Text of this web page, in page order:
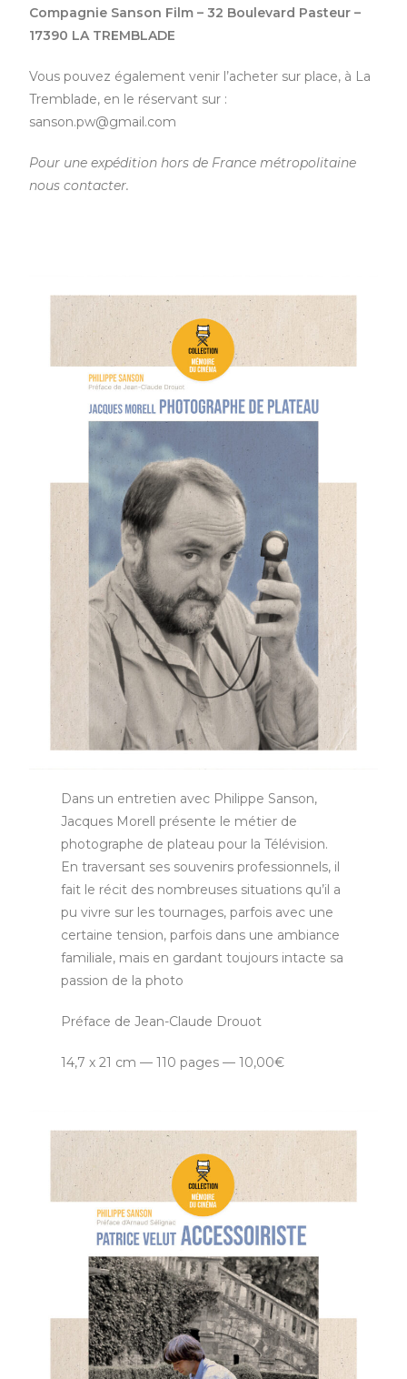
Compagnie Sanson Film – 32 Boulevard Pasteur –
17390 LA TREMBLADE
Vous pouvez également venir l’acheter sur place, à La
Tremblade, en le réservant sur :
sanson.pw@gmail.com
Pour une expédition hors de France métropolitaine
nous contacter.
Dans un entretien avec Philippe Sanson,
Jacques Morell présente le métier de
photographe de plateau pour la Télévision.
En traversant ses souvenirs professionnels, il
fait le récit des nombreuses situations qu’il a
pu vivre sur les tournages, parfois avec une
certaine tension, parfois dans une ambiance
familiale, mais en gardant toujours intacte sa
passion de la photo
Préface de Jean-Claude Drouot
14,7 x 21 cm — 110 pages — 10,00€